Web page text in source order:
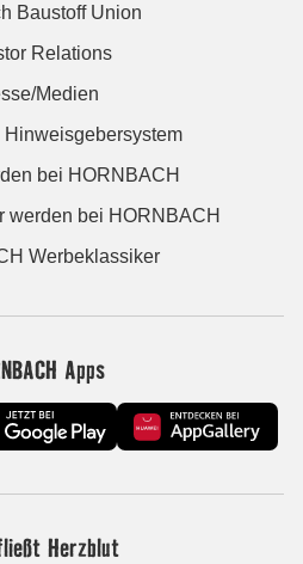
Baustoff Union
Relations
Medien
bei HORNBACH
werden bei HORNBACH
Werbeklassiker
Apps
Herzblut